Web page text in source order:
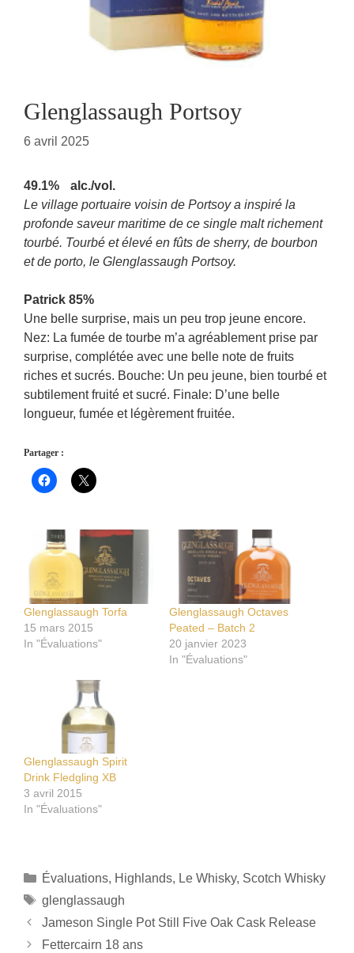
Glenglassaugh Portsoy
6 avril 2025
49.1% alc./vol.
Le village portuaire voisin de Portsoy a inspiré la
profonde saveur maritime de ce single malt richement
tourbé. Tourbé et élevé en fûts de sherry, de bourbon
et de porto, le Glenglassaugh Portsoy.
Patrick 85%
Une belle surprise, mais un peu trop jeune encore.
Nez: La fumée de tourbe m’a agréablement prise par
surprise, complétée avec une belle note de fruits
riches et sucrés. Bouche: Un peu jeune, bien tourbé et
subtilement fruité et sucré. Finale: D’une belle
longueur, fumée et légèrement fruitée.
Partager :
Glenglassaugh Torfa
15 mars 2015
In "Évaluations"
Glenglassaugh Octaves
Peated – Batch 2
20 janvier 2023
In "Évaluations"
Glenglassaugh Spirit
Drink Fledgling XB
3 avril 2015
In "Évaluations"
Catégories
Évaluations, Highlands, Le Whisky, Scotch Whisky
Étiquettes
glenglassaugh
Jameson Single Pot Still Five Oak Cask Release
Fettercairn 18 ans